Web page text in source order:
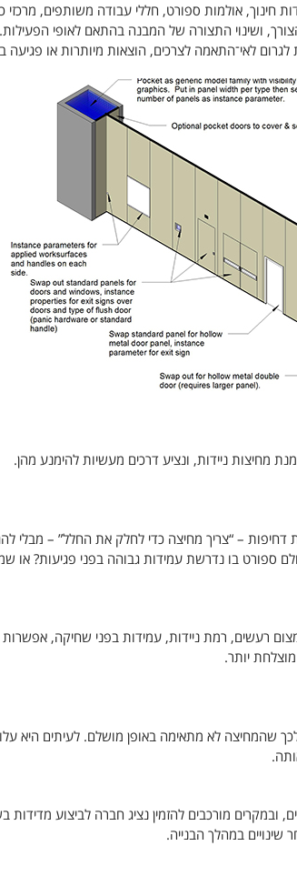
חינוך, אולמות ספורט, חללי עבודה משותפים,
ושינוי התצורה של המבנה בהתאם לאופי
לגרום לאי־התאמה לצרכים, הוצאות מיותרות או פגיעה
מחיצות ניידות, ונציע דרכים מעשיות להימנע מהן.
– “צריך מחיצה כדי לחלק את החלל” – מבלי
ספורט בו נדרשת עמידות גבוהה בפני פגיעות? או
רעשים, רמת ניידות, עמידות בפני שחיקה, אפשרות
יותר.
שהמחיצה לא מתאימה באופן מושלם. לעיתים היא
מורכבים להזמין נציג חברה לביצוע
במהלך הבנייה.